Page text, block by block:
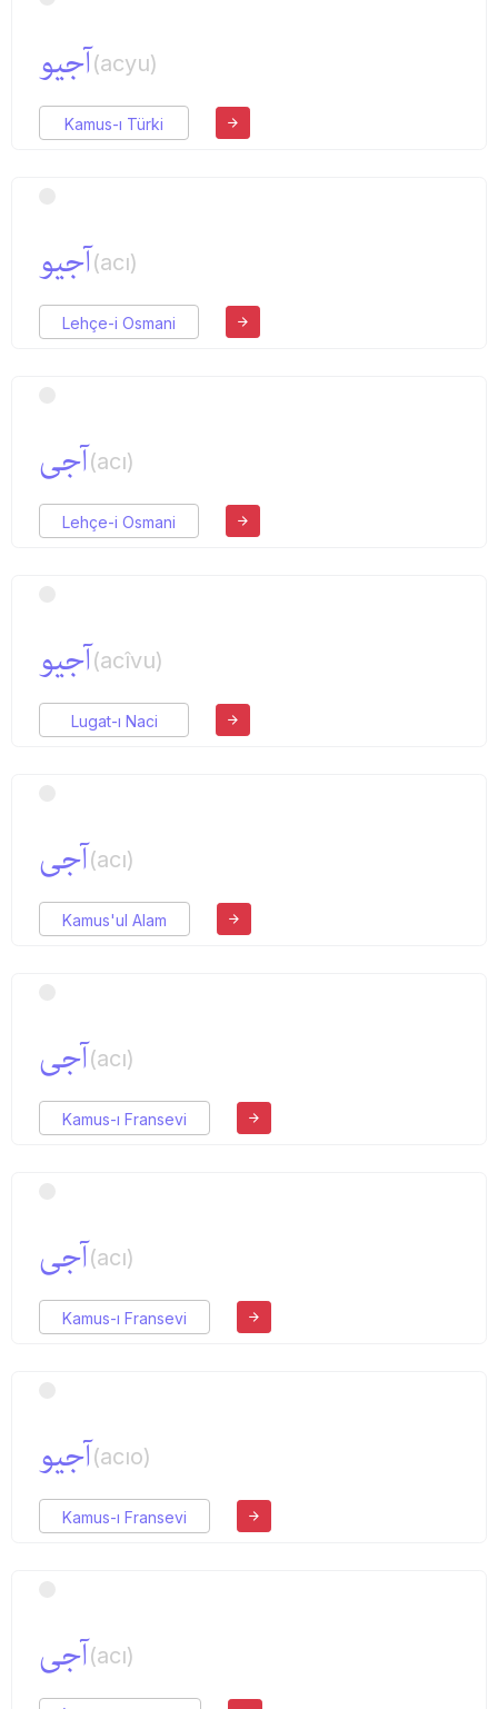
آجیو(acyu)
Kamus-ı Türki
آجیو(acı)
Lehçe-i Osmani
آجی(acı)
Lehçe-i Osmani
آجیو(acîvu)
Lugat-ı Naci
آجی(acı)
Kamus'ul Alam
آجی(acı)
Kamus-ı Fransevi
آجی(acı)
Kamus-ı Fransevi
آجیو(acıo)
Kamus-ı Fransevi
آجی(acı)